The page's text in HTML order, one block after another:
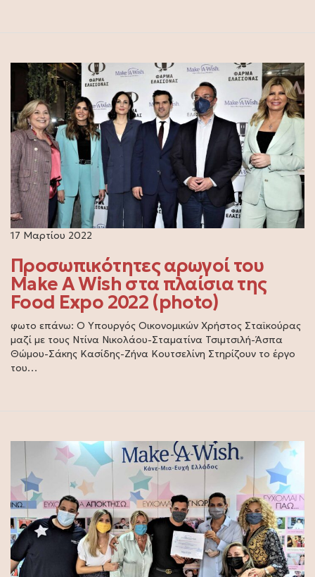
17 Μαρτίου 2022
Προσωπικότητες αρωγοί του
Make A Wish στα πλαίσια της
Food Expo 2022 (photo)
φωτο επάνω: Ο Υπουργός Οικονομικών Χρήστος Σταϊκούρας
μαζί με τους Ντίνα Νικολάου-Σταματίνα Τσιμτσιλή-Άσπα
Θώμου-Σάκης Κασίδης-Ζήνα Κουτσελίνη Στηρίζουν το έργο
του…